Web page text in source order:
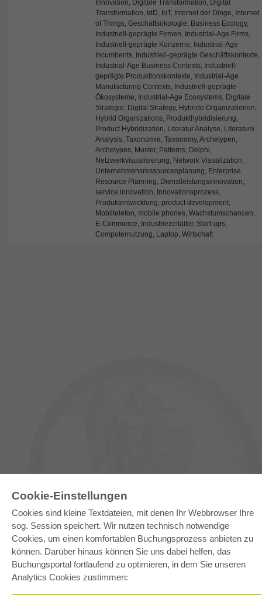
Cookie-Einstellungen
Cookies sind kleine Textdateien, mit denen Ihr Webbrowser Ihre
sog. Session speichert. Wir nutzen technisch notwendige
Cookies, um einen komfortablen Buchungsprozess anbieten zu
können. Darüber hinaus können Sie uns dabei helfen, das
Buchungsportal fortlaufend zu optimieren, in dem Sie unseren
Analytics Cookies zustimmen:
Innovation, Digitale Transformation, Digital
Transformation, IdD, IoT, Internet der Dinge, Internet
of Things, Geschäftsökologie, Business Ecology,
Industriell-geprägte Firmen, Industrial-Age Firms,
Industriell-geprägte Konzerne, Industrial-Age
Incumbents, Industriell-geprägte Geschäftskontexte,
Industrial-Age Business Contexts, Industriell-
geprägte Produktionskontexte, Industrial-Age
Manufacturing Contexts, Industriell-geprägte
Ökosysteme, Industrial-Age Ecosystems, Digitale
Strategie, Digital Strategy, Hybride Organizationen,
Hybrid Organizations, Produkthybridisierung,
Product Hybridization, Literatur Analyse, Literature
Analysis, Taxonomie, Taxonomy, Archetypen,
Archetypes, Muster, Patterns, Delphi,
Netzwerkvisualisierung, Network Visualization,
Unternehmensressourcenplanung, Enterprise
Resource Planning, Dienstleistungsinnovation,
service innovation, Innovationsprozess,
Produktentwicklung, product development,
Mobiltelefon, mobile phones, Wachstumschancen,
E-Commerce, Industriezeitalter, Start-ups,
Computernutzung, Laptop, Wirtschaft
E-COLLECTION
Gesamtpaket
Fachbereichspakete
Pick & Choose
Bereitstellung von E-Books
Häufig gestellte Fragen (FAQ)
WEBSHOP